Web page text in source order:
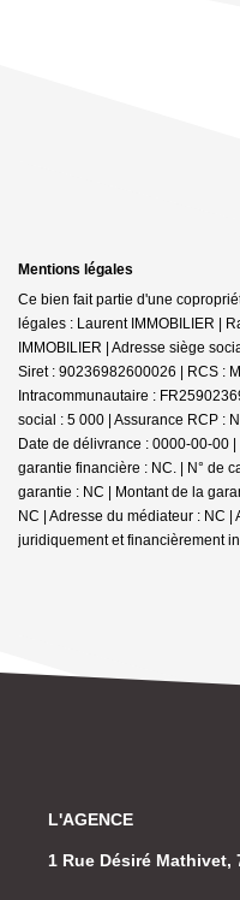
Mentions légales
Ce bien fait partie d'une
légales : Laurent IMMOBILIER |
IMMOBILIER | Adresse siège
Siret : 90236982600026 | RCS :
Intracommunautaire :
social : 5 000 | Assurance RCP :
Date de délivrance : 0000-00-00
garantie financière : NC. | N° de
garantie : NC | Montant de la
NC | Adresse du médiateur : NC |
juridiquement et financièrement
L'AGENCE
1 Rue Désiré Mathivet,